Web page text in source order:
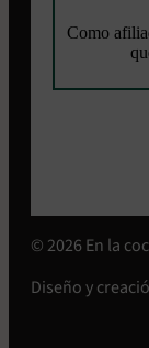
Como
© 2026 En la
Diseño y